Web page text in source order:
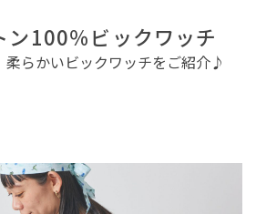
ン100％ビックワッチ
柔らかいビックワッチをご紹介♪